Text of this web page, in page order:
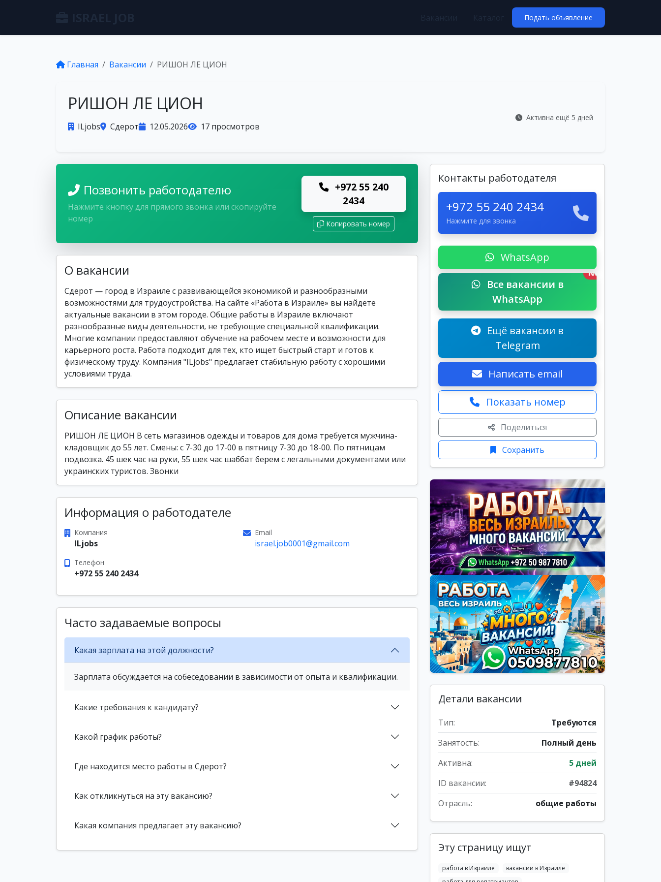
Подать объявление
Главная Вакансии РИШОН ЛЕ ЦИОН
РИШОН ЛЕ ЦИОН
ILjobs Сдерот 12.05.2026 17 просмотров
Активна ещё 5 дней
Позвонить работодателю
Нажмите кнопку для прямого звонка или скопируйте
номер
+972 55 240
2434
Копировать номер
О вакансии
Сдерот — город в Израиле с развивающейся экономикой и разнообразными
возможностями для трудоустройства. На сайте «Работа в Израиле» вы найдете
актуальные вакансии в этом городе. Общие работы в Израиле включают
разнообразные виды деятельности, не требующие специальной квалификации.
Многие компании предоставляют обучение на рабочем месте и возможности для
карьерного роста. Работа подходит для тех, кто ищет быстрый старт и готов к
физическому труду. Компания "ILjobs" предлагает стабильную работу с хорошими
условиями труда.
Описание вакансии
РИШОН ЛЕ ЦИОН В сеть магазинов одежды и товаров для дома требуется мужчина-
кладовщик до 55 лет. Смены: с 7-30 до 17-00 в пятницу 7-30 до 18-00. По пятницам
подвозка. 45 шек час на руки, 55 шек час шаббат берем с легальными документами или
украинских туристов. Звонки
Информация о работодателе
Компания
ILjobs
Email
israel.job0001@gmail.com
Телефон
+972 55 240 2434
Часто задаваемые вопросы
Какая зарплата на этой должности?
Зарплата обсуждается на собеседовании в зависимости от опыта и квалификации.
Какие требования к кандидату?
Какой график работы?
Где находится место работы в Сдерот?
Как откликнуться на эту вакансию?
Какая компания предлагает эту вакансию?
Контакты работодателя
+972 55 240 2434
Нажмите для звонка
WhatsApp
Все вакансии в
WhatsApp
New
Ещё вакансии в
Telegram
Написать email
Показать номер
Поделиться
Сохранить
Детали вакансии
Тип:
Требуются
Занятость:
Полный день
Активна:
5 дней
ID вакансии:
#94824
Отрасль:
общие работы
Эту страницу ищут
работа в Израиле
вакансии в Израиле